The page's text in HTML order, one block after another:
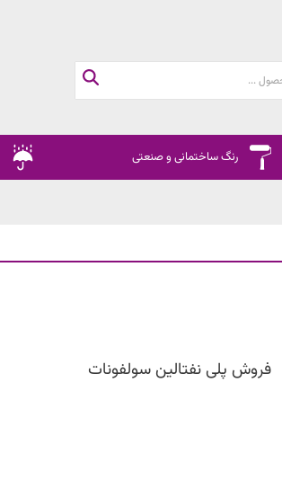
رنگ ساختمانی و صنعتی
فروش پلی نفتالین سولفونات